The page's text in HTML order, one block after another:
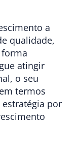
a
qualidade,
atingir
o seu
termos
por